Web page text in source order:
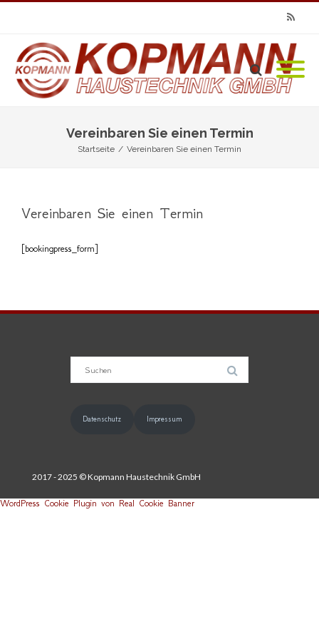
RSS
Vereinbaren Sie einen Termin
Startseite / Vereinbaren Sie einen Termin
Vereinbaren Sie einen Termin
[bookingpress_form]
Datenschutz Impressum
2017 - 2025 © Kopmann Haustechnik GmbH
WordPress Cookie Plugin von Real Cookie Banner